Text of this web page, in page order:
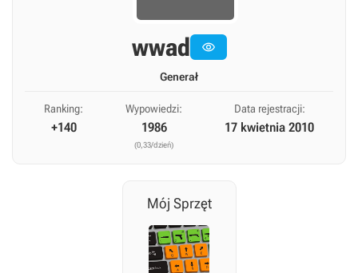
wwad 
Generał
Ranking:
+140
Wypowiedzi:
1986
(0,33/dzień)
Data rejestracji:
17 kwietnia 2010
Mój Sprzęt